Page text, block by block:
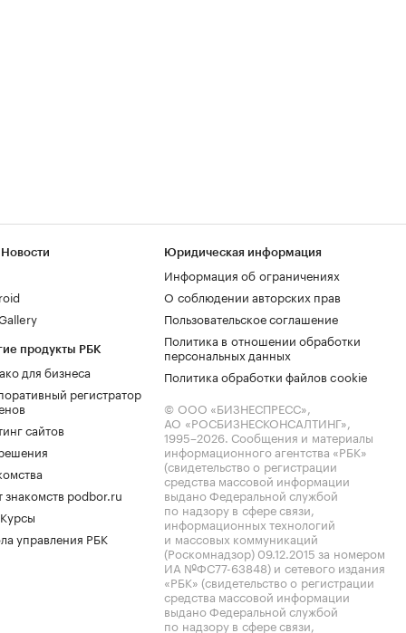
продукты РБК
для бизнеса
регистратор
сайтов
знакомств podbor.ru
управления РБК
Юридическая информация
Информация об ограничениях
О соблюдении авторских прав
Пользовательское соглашение
Политика в отношении обработки
персональных данных
Политика обработки файлов cookie
© ООО «БИЗНЕСПРЕСС»,
АО «РОСБИЗНЕСКОНСАЛТИНГ»,
1995–2026. Сообщения и материалы
информационного агентства «РБК»
(свидетельство о регистрации
средства массовой информации
выдано Федеральной службой
по надзору в сфере связи,
информационных технологий
и массовых коммуникаций
(Роскомнадзор) 09.12.2015 за номером
ИА №ФС77-63848) и сетевого издания
«РБК» (свидетельство о регистрации
средства массовой информации
выдано Федеральной службой
по надзору в сфере связи,